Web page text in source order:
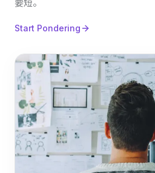
要短。
Start Pondering